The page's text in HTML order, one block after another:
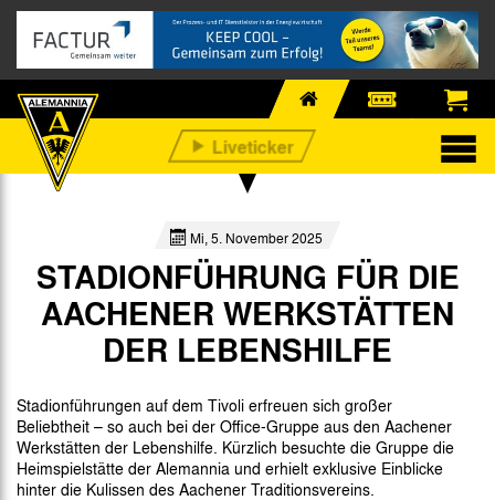
Mi, 5. November 2025
STADIONFÜHRUNG FÜR DIE
AACHENER WERKSTÄTTEN
DER LEBENSHILFE
Stadionführungen auf dem Tivoli erfreuen sich großer
Beliebtheit – so auch bei der Office-Gruppe aus den Aachener
Werkstätten der Lebenshilfe. Kürzlich besuchte die Gruppe die
Heimspielstätte der Alemannia und erhielt exklusive Einblicke
hinter die Kulissen des Aachener Traditionsvereins.